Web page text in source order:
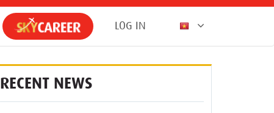
LOG IN
RECENT NEWS